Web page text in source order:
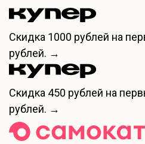
Скидка 1000 рублей на
рублей. →
Скидка 450 рублей на
рублей. →